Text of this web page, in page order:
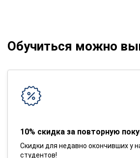
Обучиться можно
10% скидка за повторную
Скидки для недавно окончивших у
студентов!